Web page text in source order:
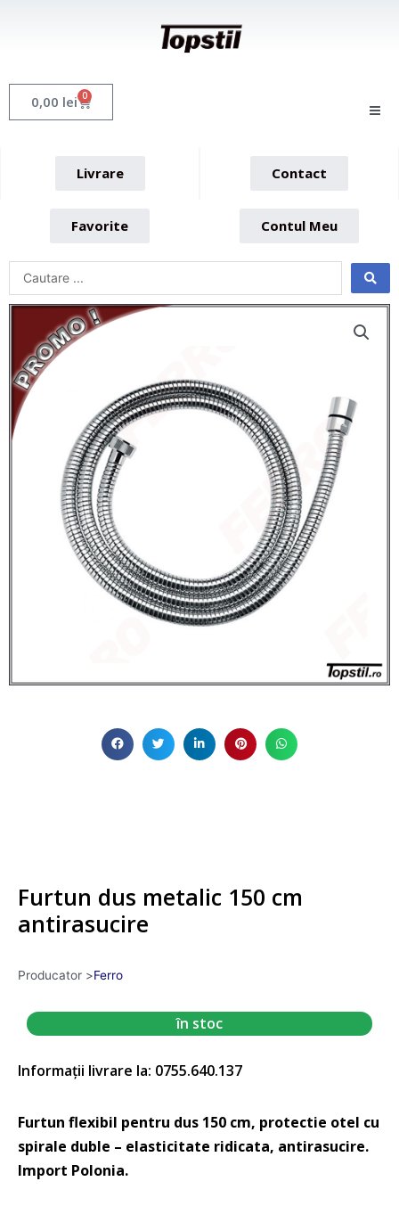
0,00 lei 0 Cart
Livrare Contact
Favorite Contul Meu
Furtun dus metalic 150 cm
antirasucire
Producator >Ferro
în stoc
Informații livrare la: 0755.640.137
Furtun flexibil pentru dus 150 cm, protectie otel cu
spirale duble – elasticitate ridicata, antirasucire.
Import Polonia.